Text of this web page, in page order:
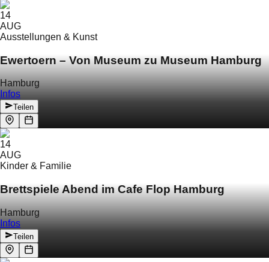
14
AUG
Ausstellungen & Kunst
Ewertoern – Von Museum zu Museum Hamburg
Hamburg
Infos
Teilen
14
AUG
Kinder & Familie
Brettspiele Abend im Cafe Flop Hamburg
Hamburg
Infos
Teilen